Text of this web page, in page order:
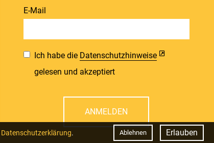
E-Mail
Ich habe die Datenschutzhinweise
gelesen und akzeptiert
ANMELDEN
Datenschutzerklärung. Ablehnen Erlauben